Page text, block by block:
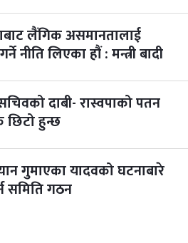
लैंगिक असमानतालाई
नीति लिएका हौं : मन्त्री बादी
दाबी- रास्वपाको पतन
छिटो हुन्छ
गुमाएका यादवको घटनाबारे
समिति गठन